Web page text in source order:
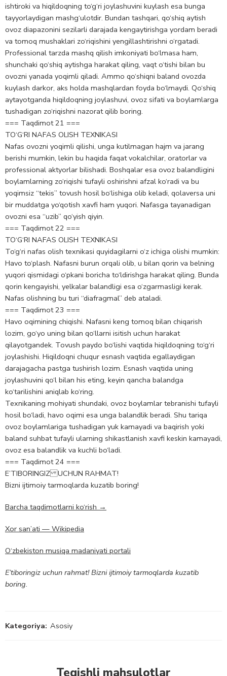
ishtiroki va hiqildoqning to‘g‘ri joylashuvini kuylash esa bunga
tayyorlaydigan mashg‘ulotdir. Bundan tashqari, qo‘shiq aytish
ovoz diapazonini sezilarli darajada kengaytirishga yordam beradi
va tomoq mushaklari zo‘riqishini yengillashtirishni o‘rgatadi.
Professional tarzda mashq qilish imkoniyati bo‘lmasa ham,
shunchaki qo‘shiq aytishga harakat qiling, vaqt o‘tishi bilan bu
ovozni yanada yoqimli qiladi. Ammo qo‘shiqni baland ovozda
kuylash darkor, aks holda mashqlardan foyda bo‘lmaydi. Qo‘shiq
aytayotganda hiqildoqning joylashuvi, ovoz sifati va boylamlarga
tushadigan zo‘riqishni nazorat qilib boring.
=== Taqdimot 21 ===
TO‘G‘RI NAFAS OLISH TEXNIKASI
Nafas ovozni yoqimli qilishi, unga kutilmagan hajm va jarang
berishi mumkin, lekin bu haqida faqat vokalchilar, oratorlar va
professional aktyorlar bilishadi. Boshqalar esa ovoz balandligini
boylamlarning zo‘riqishi tufayli oshirishni afzal ko‘radi va bu
yoqimsiz “tekis” tovush hosil bo‘lishiga olib keladi, qolaversa uni
bir muddatga yo‘qotish xavfi ham yuqori. Nafasga tayanadigan
ovozni esa “uzib” qo‘yish qiyin.
=== Taqdimot 22 ===
TO‘G‘RI NAFAS OLISH TEXNIKASI
To‘g‘ri nafas olish texnikasi quyidagilarni o‘z ichiga olishi mumkin:
Havo to‘plash. Nafasni burun orqali olib, u bilan qorin va belning
yuqori qismidagi o‘pkani boricha to‘ldirishga harakat qiling. Bunda
qorin kengayishi, yelkalar balandligi esa o‘zgarmasligi kerak.
Nafas olishning bu turi “diafragmal” deb ataladi.
=== Taqdimot 23 ===
Havo oqimining chiqishi. Nafasni keng tomoq bilan chiqarish
lozim, go‘yo uning bilan qo‘llarni isitish uchun harakat
qilayotgandek. Tovush paydo bo‘lishi vaqtida hiqildoqning to‘g‘ri
joylashishi. Hiqildoqni chuqur esnash vaqtida egallaydigan
darajagacha pastga tushirish lozim. Esnash vaqtida uning
joylashuvini qo‘l bilan his eting, keyin qancha balandga
ko‘tarilishini aniqlab ko‘ring.
Texnikaning mohiyati shundaki, ovoz boylamlar tebranishi tufayli
hosil bo‘ladi, havo oqimi esa unga balandlik beradi. Shu tariqa
ovoz boylamlariga tushadigan yuk kamayadi va baqirish yoki
baland suhbat tufayli ularning shikastlanish xavfi keskin kamayadi,
ovoz esa balandlik va kuchli bo‘ladi.
=== Taqdimot 24 ===
E’TIBORINGIZ UCHUN RAHMAT!
Bizni ijtimoiy tarmoqlarda kuzatib boring!
Barcha taqdimotlarni ko‘rish →
Xor san’ati — Wikipedia
O‘zbekiston musiqa madaniyati portali
E’tiboringiz uchun rahmat! Bizni ijtimoiy tarmoqlarda kuzatib
boring.
Kategoriya: Asosiy
Tegishli mahsulotlar